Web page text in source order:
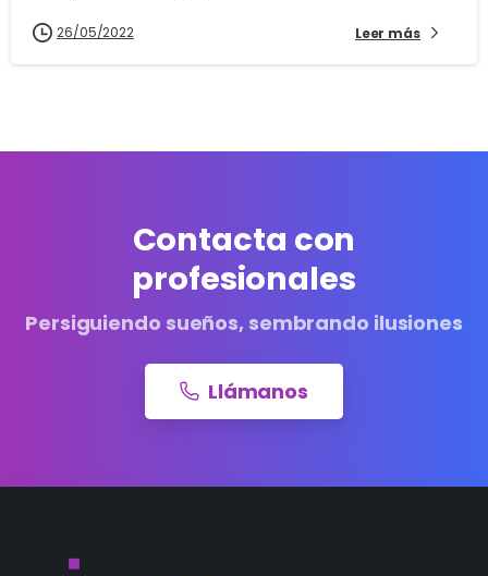
26/05/2022 Leer más
Contacta con
profesionales
Persiguiendo sueños, sembrando ilusiones
Llámanos